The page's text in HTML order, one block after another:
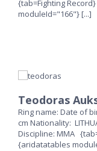
{tab=Fighting Record}
moduleId="166"}[...]
Teodoras
Ring name: Date of
cm Nationality:
Discipline: MMA
{aridatatables